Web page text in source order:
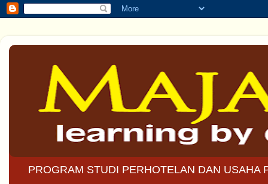
PROGRAM STUDI PERHOTELAN DAN USAHA